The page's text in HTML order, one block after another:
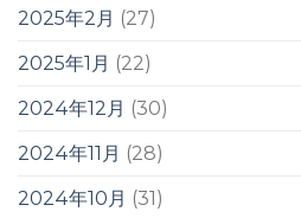
2025年2月 (27)
2025年1月 (22)
2024年12月 (30)
2024年11月 (28)
2024年10月 (31)